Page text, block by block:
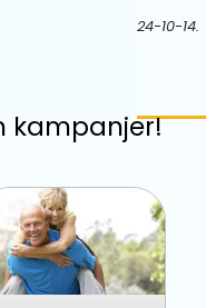
kampanjer!